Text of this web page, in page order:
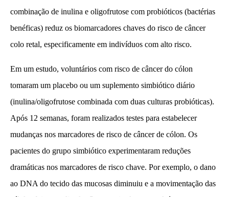
combinação de inulina e oligofrutose com probióticos (bactérias
benéficas) reduz os biomarcadores chaves do risco de câncer
colo retal, especificamente em indivíduos com alto risco.
Em um estudo, voluntários com risco de câncer do cólon
tomaram um placebo ou um suplemento simbiótico diário
(inulina/oligofrutose combinada com duas culturas probióticas).
Após 12 semanas, foram realizados testes para estabelecer
mudanças nos marcadores de risco de câncer de cólon. Os
pacientes do grupo simbiótico experimentaram reduções
dramáticas nos marcadores de risco chave. Por exemplo, o dano
ao DNA do tecido das mucosas diminuiu e a movimentação das